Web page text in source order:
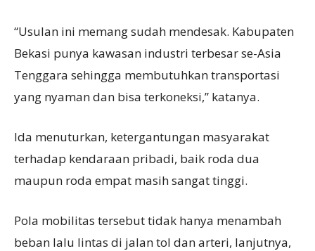
“Usulan ini memang sudah mendesak. Kabupaten
Bekasi punya kawasan industri terbesar se-Asia
Tenggara sehingga membutuhkan transportasi
yang nyaman dan bisa terkoneksi,” katanya.
Ida menuturkan, ketergantungan masyarakat
terhadap kendaraan pribadi, baik roda dua
maupun roda empat masih sangat tinggi.
Pola mobilitas tersebut tidak hanya menambah
beban lalu lintas di jalan tol dan arteri, lanjutnya,